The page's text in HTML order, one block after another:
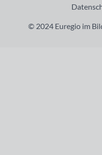
© 2024 Euregio im